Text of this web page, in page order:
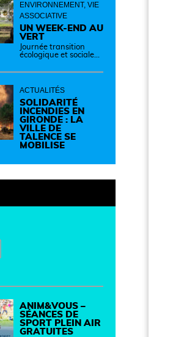
ENVIRONNEMENT, VIE
ASSOCIATIVE
UN WEEK-END AU
VERT
Journée transition
écologique et sociale
de 14h à 19h Des
des rencontres pour
passer à l'action !
Cette journée réunit
de nombreux
partenaires autour
d'initiatives concrètes
pour un territoire plus
durable et solidaire.
ACTUALITÉS
SOLIDARITÉ
INCENDIES EN
GIRONDE : LA
VILLE DE
TALENCE SE
MOBILISE
ANIM&VOUS –
SÉANCES DE
SPORT PLEIN AIR
GRATUITES